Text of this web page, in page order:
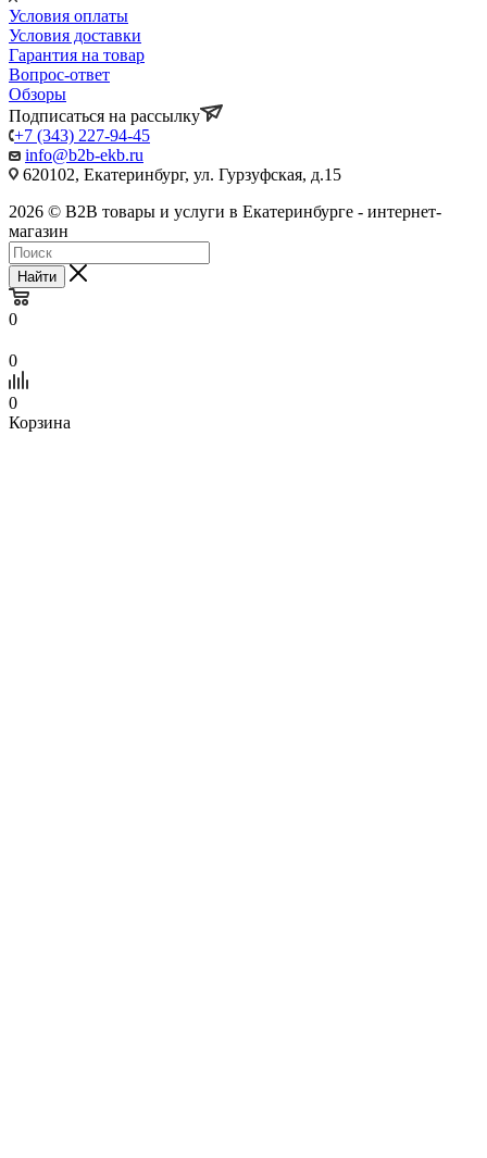
Условия оплаты
Условия доставки
Гарантия на товар
Вопрос-ответ
Обзоры
Подписаться на рассылку
+7 (343) 227-94-45
info@b2b-ekb.ru
620102, Екатеринбург, ул. Гурзуфская, д.15
2026 © B2B товары и услуги в Екатеринбурге - интернет-
магазин
Найти
0
0
0
Корзина